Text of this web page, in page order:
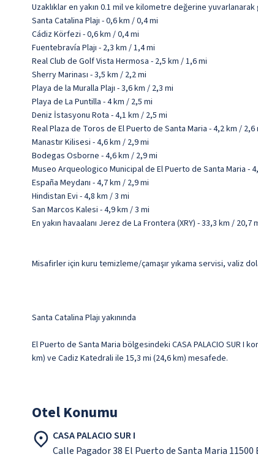
Uzaklıklar en yakın 0.1 mil ve kilometre değerine
Santa Catalina Plajı - 0,6 km / 0,4 mi
Cádiz Körfezi - 0,6 km / 0,4 mi
Fuentebravía Plajı - 2,3 km / 1,4 mi
Real Club de Golf Vista Hermosa - 2,5 km / 1,6 mi
Sherry Marinası - 3,5 km / 2,2 mi
Playa de la Muralla Plajı - 3,6 km / 2,3 mi
Playa de La Puntilla - 4 km / 2,5 mi
Deniz İstasyonu Rota - 4,1 km / 2,5 mi
Real Plaza de Toros de El Puerto de Santa Maria - 4,2 km / 2,6
Manastır Kilisesi - 4,6 km / 2,9 mi
Bodegas Osborne - 4,6 km / 2,9 mi
Museo Arqueologico Municipal de El Puerto de Santa Maria -
España Meydanı - 4,7 km / 2,9 mi
Hindistan Evi - 4,8 km / 3 mi
San Marcos Kalesi - 4,9 km / 3 mi
En yakın havaalanı Jerez de La Frontera (XRY) - 33,3 km / 20,7
Misafirler için kuru temizleme/çamaşır yıkama servisi, valiz
Santa Catalina Plajı yakınında
El Puerto de Santa Maria bölgesindeki CASA PALACIO SUR I
km) ve Cadiz Katedrali ile 15,3 mi (24,6 km) mesafede.
Otel Konumu
CASA PALACIO SUR I
Calle Pagador 38 El Puerto de Santa Maria 11500